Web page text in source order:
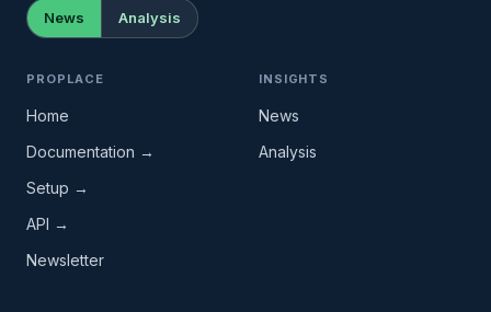
News Analysis
PROPLACE
Home
Documentation →
Setup →
API →
Newsletter
INSIGHTS
News
Analysis